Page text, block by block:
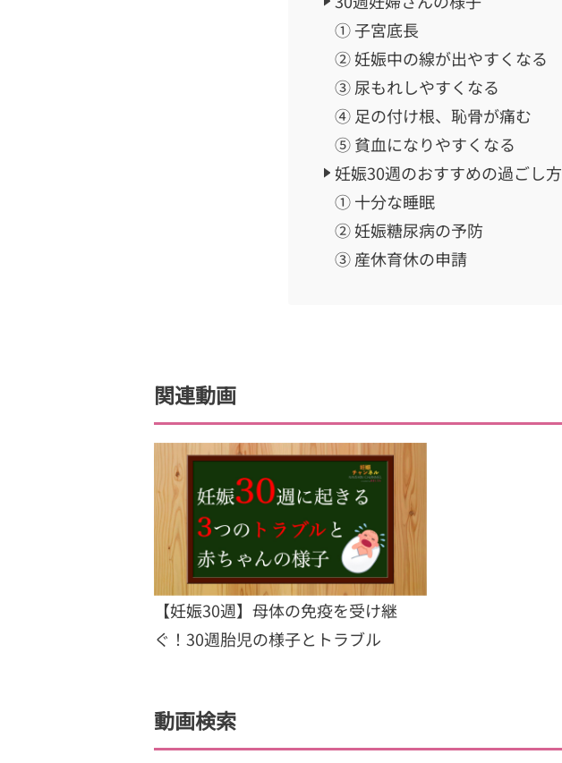
① 子宮底長
② 妊娠中の線が出やすくなる
③ 尿もれしやすくなる
④ 足の付け根、恥骨が痛む
⑤ 貧血になりやすくなる
妊娠30週のおすすめの過ごし方
① 十分な睡眠
② 妊娠糖尿病の予防
③ 産休育休の申請
関連動画
【妊娠30週】母体の免疫を受け継
ぐ！30週胎児の様子とトラブル
動画検索